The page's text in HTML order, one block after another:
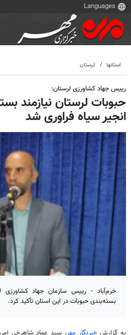
استانها لرستان
رییس جهاد کشاورزی لرستان:
انجیر سیاه فراوری شد
خرم‌آباد - رییس سازمان جهاد کشاورزی
بسته‌بندی حبوبات در این استان تأکید کرد.
به گزارش خبرنگار مهر، سید عماد شاهرخی